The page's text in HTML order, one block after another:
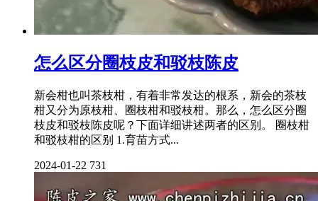
怎么区分圈枝皮和驳枝陈皮
新会柑也叫茶枝柑，有着非常发达的根系，新会的茶枝
柑又分为原枝柑、圈枝柑和驳枝柑。那么，怎么区分圈
枝皮和驳枝陈皮呢？下面详细讲述两者的区别。 圈枝柑
和驳枝柑的区别 1.育苗方式...
2024-01-22 731